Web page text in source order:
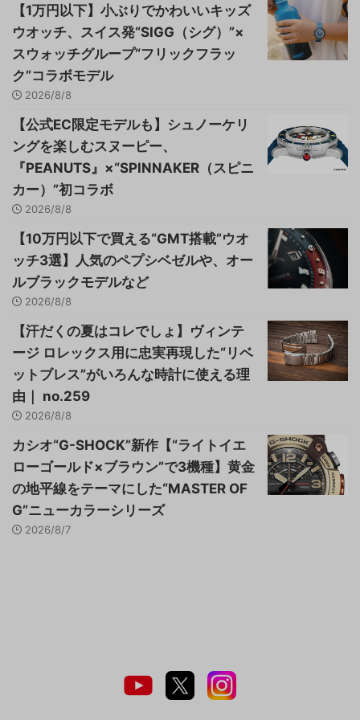
【1万円以下】小ぶりでかわいいキッズ
ウオッチ、スイス発“SIGG（シグ）”×
スウォッチグループ“フリックフラッ
ク”コラボモデル
2026/8/8
【公式EC限定モデルも】シュノーケリ
ングを楽しむスヌーピー、
『PEANUTS』×“SPINNAKER（スピニ
カー）”初コラボ
2026/8/8
【10万円以下で買える“GMT搭載”ウオ
ッチ3選】人気のペプシベゼルや、オー
ルブラックモデルなど
2026/8/8
【汗だくの夏はコレでしょ】ヴィンテ
ージ ロレックス用に忠実再現した“リベ
ットブレス”がいろんな時計に使える理
由｜ no.259
2026/8/8
カシオ“G-SHOCK”新作【“ライトイエ
ローゴールド×ブラウン”で3機種】黄金
の地平線をテーマにした“MASTER OF
G”ニューカラーシリーズ
2026/8/7